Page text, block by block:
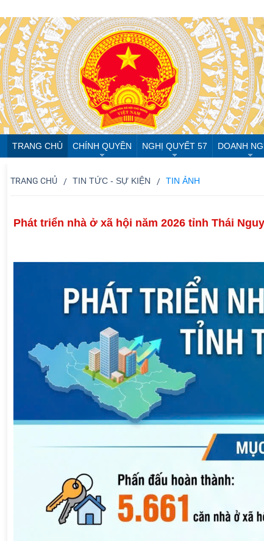
TRANG CHỦ CHÍNH QUYỀN NGHỊ QUYẾT 57 DOANH
TRANG CHỦ TIN TỨC - SỰ KIỆN TIN ẢNH
Phát triển nhà ở xã hội năm 2026 tỉnh Thái